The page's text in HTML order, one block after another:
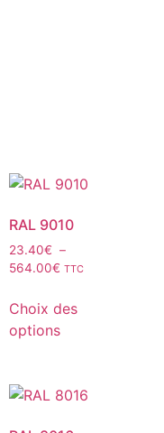
RAL 9010
23.40€ –
564.00€ TTC
Choix des
options